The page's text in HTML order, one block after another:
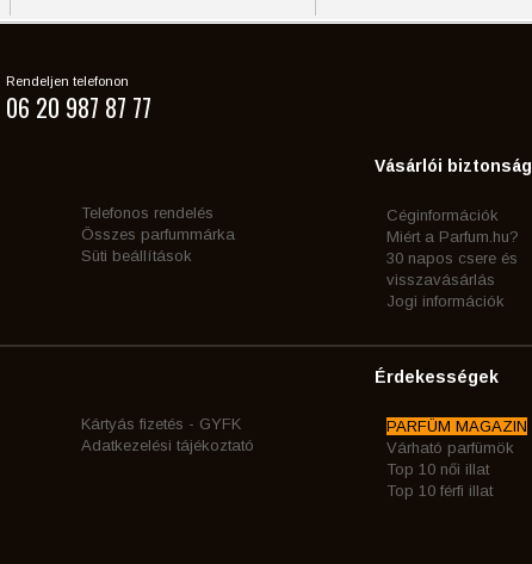
Rendeljen telefonon
06 20 987 87 77
Telefonos rendelés
Összes parfummárka
Süti beállítások
Vásárlói biztonság
Céginformációk
Miért a Parfum.hu?
30 napos csere és
visszavásárlás
Jogi információk
Kártyás fizetés - GYFK
Adatkezelési tájékoztató
Érdekességek
PARFÜM MAGAZIN
Várható parfümök
Top 10 női illat
Top 10 férfi illat